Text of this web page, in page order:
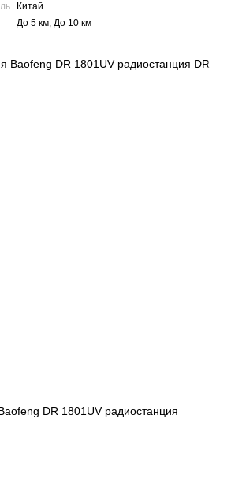
Китай
До 5 км, До 10 км
DR 1801UV радиостанция